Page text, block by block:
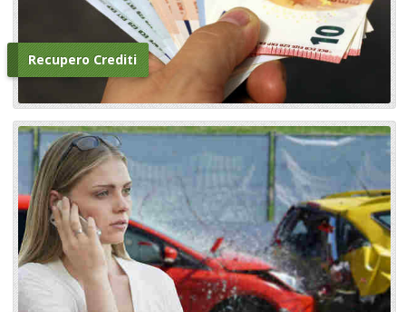
Recupero Crediti